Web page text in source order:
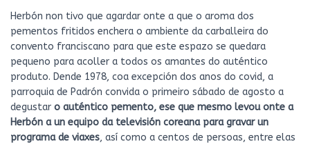
Herbón non tivo que agardar onte a que o aroma dos
pementos fritidos enchera o ambiente da carballeira do
convento franciscano para que este espazo se quedara
pequeno para acoller a todos os amantes do auténtico
produto. Dende 1978, coa excepción dos anos do covid, a
parroquia de Padrón convida o primeiro sábado de agosto a
degustar o auténtico pemento, ese que mesmo levou onte a
Herbón a un equipo da televisión coreana para gravar un
programa de viaxes, así como a centos de persoas, entre elas